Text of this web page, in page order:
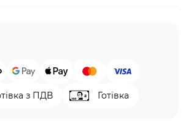
з ПДВ Готівка